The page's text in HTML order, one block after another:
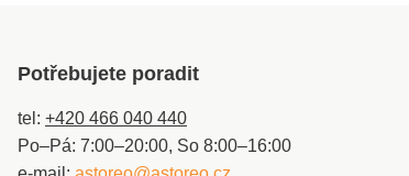
Potřebujete poradit
tel: +420 466 040 440
Po–Pá: 7:00–20:00, So 8:00–16:00